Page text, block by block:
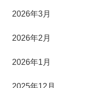
2026年3月
2026年2月
2026年1月